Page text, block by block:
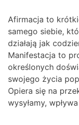
Afirmacja to
samego siebie,
działają jak
Manifestacja to
określonych
swojego życia
Opiera się na
wysyłamy,